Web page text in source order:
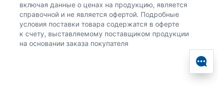
включая данные о ценах на продукцию, является
справочной и не является офертой. Подробные
условия поставки товара содержатся в оферте
к счету, выставляемому поставщиком продукции
на основании заказа покупателя